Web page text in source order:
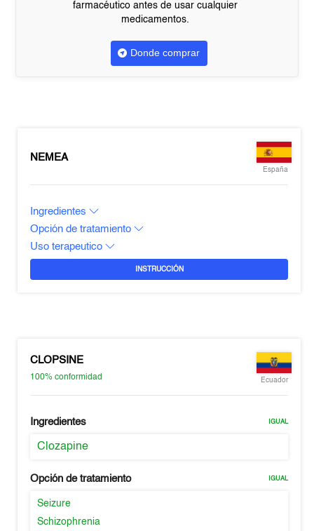
farmacéutico antes de usar cualquier
medicamentos.
Donde comprar
NEMEA
España
Ingredientes
Opción de tratamiento
Uso terapeutico
INSTRUCCIÓN
CLOPSINE
100%conformidad Ecuador
Ingredientes IGUAL
Clozapine
Opción de tratamiento IGUAL
Seizure
Schizophrenia